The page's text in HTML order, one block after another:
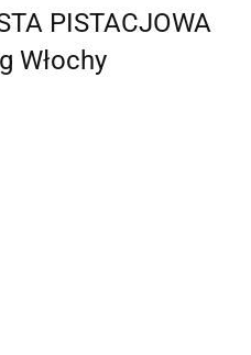
PISTACJOWA
Włochy